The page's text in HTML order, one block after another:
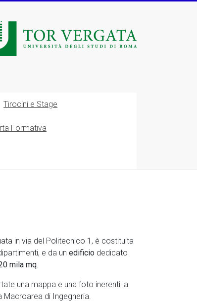
Tirocini e Stage
Formativa
in via del Politecnico 1, è costituita
e da un edificio dedicato
mila mq.
una mappa e una foto inerenti la
Macroarea di Ingegneria.